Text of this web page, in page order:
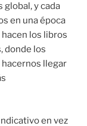
y cada
en una época
los libros
donde los
llegar
en vez